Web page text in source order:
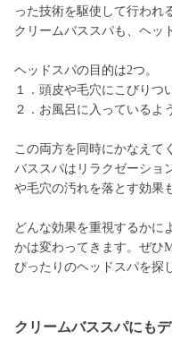
った技術を駆使して行われ
クリームバススパも、ヘッ
ヘッドスパの目的は2つ。
１．頭皮や毛穴にこびりつ
２．お風呂に入っているよ
この両方を同時にかなえて
バススパはリラクゼーショ
や毛穴の汚れを落とす効果
どんな効果を重視するかに
かは変わってきます。ぜひ
ぴったりのヘッドスパを探
クリームバススパにも